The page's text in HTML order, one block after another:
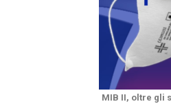
MIB II, oltre gli